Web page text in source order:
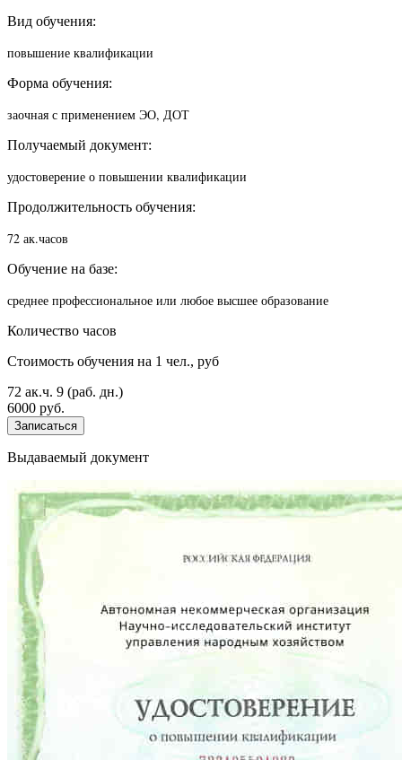
Вид обучения:
повышение квалификации
Форма обучения:
заочная с применением ЭО, ДОТ
Получаемый документ:
удостоверение о повышении квалификации
Продолжительность обучения:
72 ак.часов
Обучение на базе:
среднее профессиональное или любое высшее образование
Количество часов
Стоимость обучения на 1 чел., руб
72 ак.ч. 9 (раб. дн.)
6000 руб.
Записаться
Выдаваемый документ